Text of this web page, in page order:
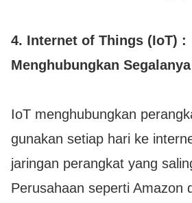
4. Internet of Things (IoT) :
Menghubungkan Segalanya
IoT menghubungkan
gunakan setiap hari ke
jaringan perangkat yang
Perusahaan seperti Amazon